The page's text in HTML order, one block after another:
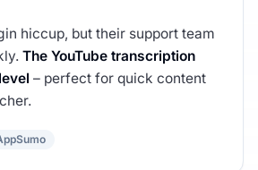
hiccup, but their support team
The YouTube transcription
– perfect for quick content